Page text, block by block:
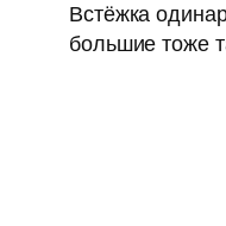
Встёжка
большие тоже